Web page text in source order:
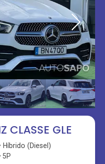
CLASSE GLE
Híbrido (Diesel)
5P